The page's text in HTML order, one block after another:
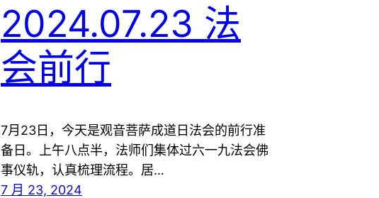
2024.07.23 法
会前行
7月23日，今天是观音菩萨成道日法会的前行准
备日。上午八点半，法师们集体过六一九法会佛
事仪轨，认真梳理流程。居…
7 月 23, 2024